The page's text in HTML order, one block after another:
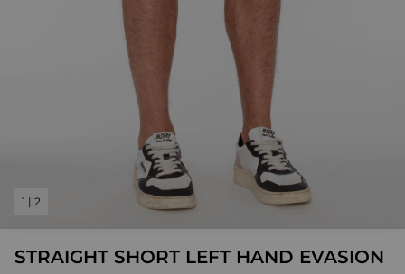
1 | 2
STRAIGHT SHORT LEFT HAND EVASION